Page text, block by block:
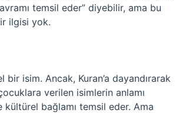
temsil eder” diyebilir, ama bu
ilgisi yok.
bir isim. Ancak, Kuran’a dayandırarak
verilen isimlerin anlamı
bağlamı temsil eder. Ama